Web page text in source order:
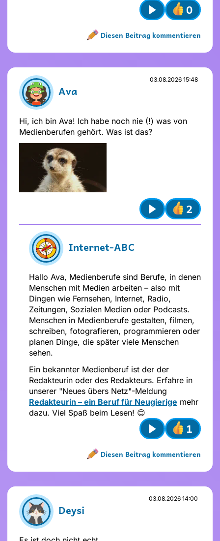
Play
0
Diesen Beitrag kommentieren
Name nicht vergeben
Name und Avatar ändern
vor dem Absendenfolgende
Ist mein Text freundlich und
respektvoll?
Ist mein Beitrag für alle verständlich?
Möchte ich, dass andere das über
mich wissen?
Ava
03.08.2026 15:48
Hi, ich bin Ava! Ich habe noch nie (!) was von
Medienberufen gehört. Was ist das?
Play
2
Internet-ABC
Hallo Ava, Medienberufe sind Berufe, in denen
Menschen mit Medien arbeiten – also mit
Dingen wie Fernsehen, Internet, Radio,
Zeitungen, Sozialen Medien oder Podcasts.
Menschen in Medienberufe gestalten, filmen,
schreiben, fotografieren, programmieren oder
planen Dinge, die später viele Menschen
sehen.
Ein bekannter Medienberuf ist der der
Redakteurin oder des Redakteurs. Erfahre in
unserer "Neues übers Netz"-Meldung
Redakteurin – ein Beruf für Neugierige mehr
dazu. Viel Spaß beim Lesen! 😊
Play
1
Diesen Beitrag kommentieren
Name nicht vergeben
Name und Avatar ändern
Deysi
03.08.2026 14:00